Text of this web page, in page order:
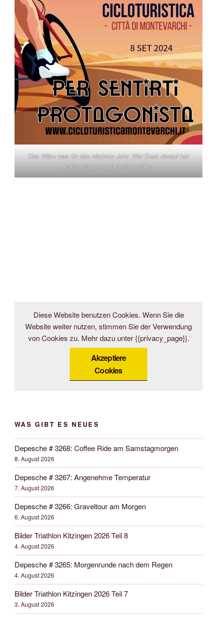
Das Wäre was für das nächste Jahr. Wer Bock darauf hat
kann sich gerne bei mir melden.
Diese Website benutzen Cookies. Wenn Sie die
Website weiter nutzen, stimmen Sie der Verwendung
von Cookies zu. Mehr dazu unter {{privacy_page}}.
Akzeptiere
Cookies
WAS GIBT ES NEUES
Depesche # 3268: Coffee Ride am Samstagmorgen
8. August 2026
Depesche # 3267: Angenehme Temperatur
7. August 2026
Depesche # 3266: Graveltour am Morgen
6. August 2026
Bilder Triathlon Kitzingen 2026 Teil 8
4. August 2026
Depesche # 3265: Morgenrunde nach dem Regen
4. August 2026
Bilder Triathlon Kitzingen 2026 Teil 7
3. August 2026